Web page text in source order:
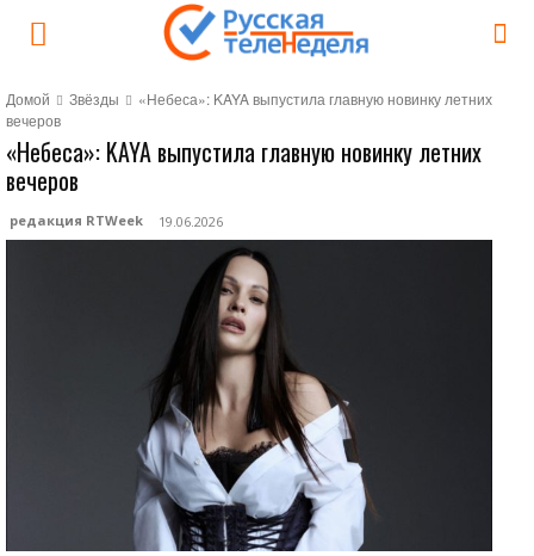
Домой Звёзды
«Небеса»: KAYA выпустила главную новинку летних
вечеров
«Небеса»: KAYA выпустила главную новинку летних
вечеров
редакция RTWeek 19.06.2026